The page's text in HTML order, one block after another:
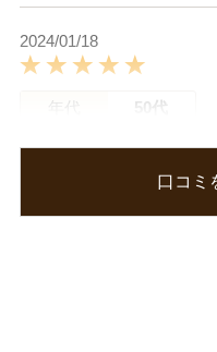
2024/01/18
年代 50代
伸びがよくて
口コミ